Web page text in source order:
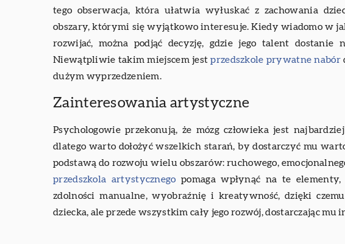
tego obserwacja, która ułatwia wyłuskać z zachowania
obszary, którymi się wyjątkowo interesuje. Kiedy wiadomo w
rozwijać, można podjąć decyzję, gdzie jego talent dostanie
Niewątpliwie takim miejscem jestprzedszkole prywatne nabór
dużym wyprzedzeniem.
Zainteresowania artystyczne
Psychologowie przekonują, że mózg człowieka jest
dlatego warto dołożyć wszelkich starań, by dostarczyć mu
podstawą do rozwoju wielu obszarów: ruchowego,
przedszkola artystycznego pomaga wpłynąć na te elementy,
zdolności manualne, wyobraźnię i kreatywność, dzięki
dziecka, ale przede wszystkim cały jego rozwój, dostarczając mu